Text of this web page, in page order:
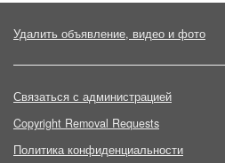
Удалить объявление, видео и фото
Связаться с администрацией
Copyright Removal Requests
Политика конфиденциальности